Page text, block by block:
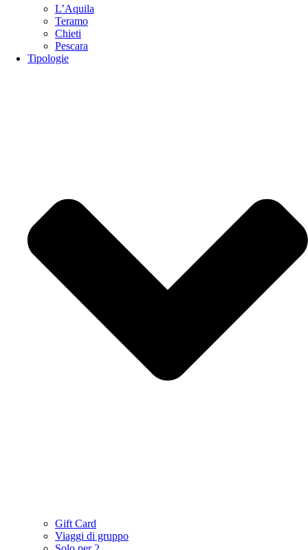
L’Aquila
Teramo
Chieti
Pescara
Tipologie
Gift Card
Viaggi di gruppo